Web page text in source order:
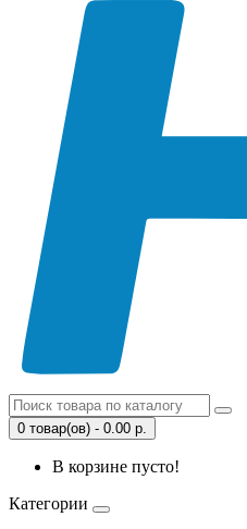
0 товар(ов) - 0.00 р.
В корзине пусто!
Категории